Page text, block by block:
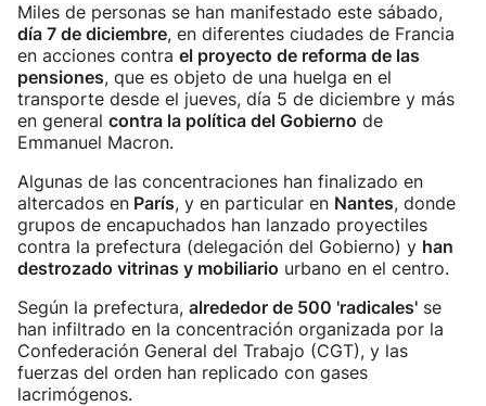
Miles de personas se han manifestado este sábado,
día 7 de diciembre, en diferentes ciudades de Francia
en acciones contra el proyecto de reforma de las
pensiones, que es objeto de una huelga en el
transporte desde el jueves, día 5 de diciembre y más
en general contra la política del Gobierno de
Emmanuel Macron.
Algunas de las concentraciones han finalizado en
altercados en París, y en particular en Nantes, donde
grupos de encapuchados han lanzado proyectiles
contra la prefectura (delegación del Gobierno) y han
destrozado vitrinas y mobiliario urbano en el centro.
Según la prefectura, alrededor de 500 'radicales' se
han infiltrado en la concentración organizada por la
Confederación General del Trabajo (CGT), y las
fuerzas del orden han replicado con gases
lacrimógenos.